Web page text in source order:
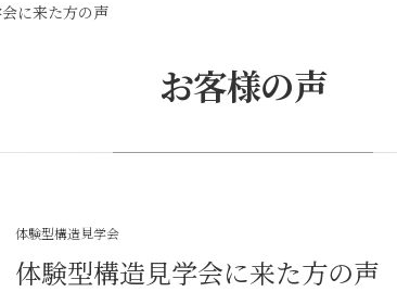
に来た方の声
お客様の声
体験型構造見学会
体験型構造見学会に来た方の声